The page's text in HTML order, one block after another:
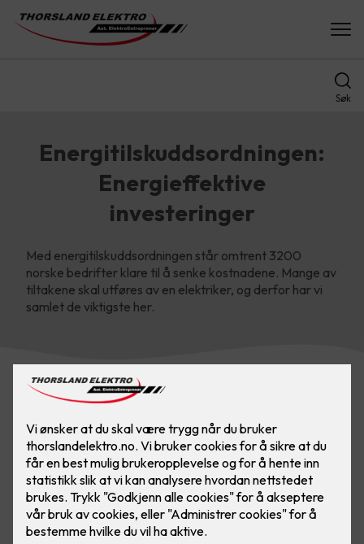
Søk
Energitilskuddsordningen:
Energieffektive
investeringer
Med energitilskuddsordningen står omtrent 3200
norske bedrifter klare til å senke kostnadene. Mange av
tiltakene skal utføres av en elektriker, og derfor har vi
samlet de viktigste her.